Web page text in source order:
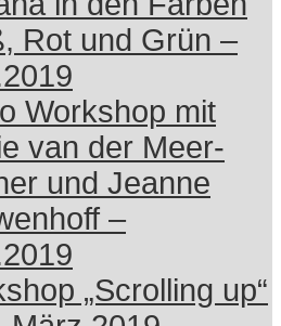
Rot und Grün –
Workshop mit
van der Meer-
und Jeanne
–
„Scrolling up“